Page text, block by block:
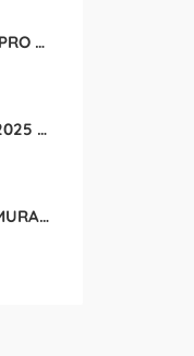
JUAL APPLE IPHONE 17 PRO MAX MURAH DAN ORIGINAL
Jual Apple Watch SE 3 2025 BM Murah Dan original
JUAL APPLE IPAD NEO MURAH DAN ORIGINAL